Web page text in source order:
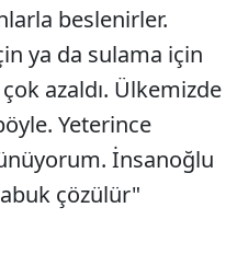
beslenirler.
ya da sulama için
çok azaldı. Ülkemizde
Yeterince
İnsanoğlu
çözülür"